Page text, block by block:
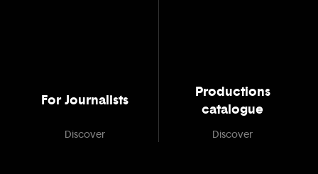
For Journalists
Discover
Productions
catalogue
Discover